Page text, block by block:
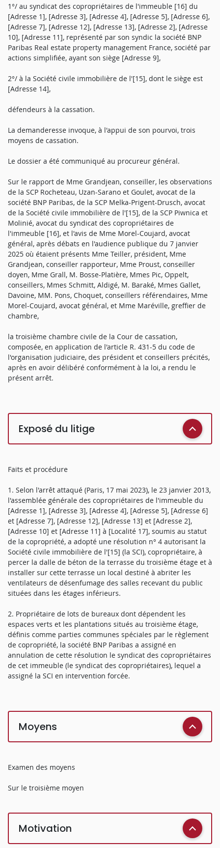
1°/ au syndicat des copropriétaires de l'immeuble [16] du
[Adresse 1], [Adresse 3], [Adresse 4], [Adresse 5], [Adresse 6],
[Adresse 7], [Adresse 12], [Adresse 13], [Adresse 2], [Adresse
10], [Adresse 11], représenté par son syndic la société BNP
Paribas Real estate property management France, société par
actions simplifiée, ayant son siège [Adresse 9],
2°/ à la Société civile immobilière de l'[15], dont le siège est
[Adresse 14],
défendeurs à la cassation.
La demanderesse invoque, à l'appui de son pourvoi, trois
moyens de cassation.
Le dossier a été communiqué au procureur général.
Sur le rapport de Mme Grandjean, conseiller, les observations
de la SCP Rocheteau, Uzan-Sarano et Goulet, avocat de la
société BNP Paribas, de la SCP Melka-Prigent-Drusch, avocat
de la Société civile immobilière de l'[15], de la SCP Piwnica et
Molinié, avocat du syndicat des copropriétaires de
l'immeuble [16], et l'avis de Mme Morel-Coujard, avocat
général, après débats en l'audience publique du 7 janvier
2025 où étaient présents Mme Teiller, président, Mme
Grandjean, conseiller rapporteur, Mme Proust, conseiller
doyen, Mme Grall, M. Bosse-Platière, Mmes Pic, Oppelt,
conseillers, Mmes Schmitt, Aldigé, M. Baraké, Mmes Gallet,
Davoine, MM. Pons, Choquet, conseillers référendaires, Mme
Morel-Coujard, avocat général, et Mme Maréville, greffier de
chambre,
la troisième chambre civile de la Cour de cassation,
composée, en application de l'article R. 431-5 du code de
l'organisation judiciaire, des président et conseillers précités,
après en avoir délibéré conformément à la loi, a rendu le
présent arrêt.
Exposé du litige
Faits et procédure
1. Selon l'arrêt attaqué (Paris, 17 mai 2023), le 23 janvier 2013,
l'assemblée générale des copropriétaires de l'immeuble du
[Adresse 1], [Adresse 3], [Adresse 4], [Adresse 5], [Adresse 6]
et [Adresse 7], [Adresse 12], [Adresse 13] et [Adresse 2],
[Adresse 10] et [Adresse 11] à [Localité 17], soumis au statut
de la copropriété, a adopté une résolution n° 4 autorisant la
Société civile immobilière de l'[15] (la SCI), copropriétaire, à
percer la dalle de béton de la terrasse du troisième étage et à
installer sur cette terrasse un local destiné à abriter les
ventilateurs de désenfumage des salles recevant du public
situées dans les étages inférieurs.
2. Propriétaire de lots de bureaux dont dépendent les
espaces verts et les plantations situés au troisième étage,
définis comme parties communes spéciales par le règlement
de copropriété, la société BNP Paribas a assigné en
annulation de cette résolution le syndicat des copropriétaires
de cet immeuble (le syndicat des copropriétaires), lequel a
assigné la SCI en intervention forcée.
Moyens
Examen des moyens
Sur le troisième moyen
Motivation